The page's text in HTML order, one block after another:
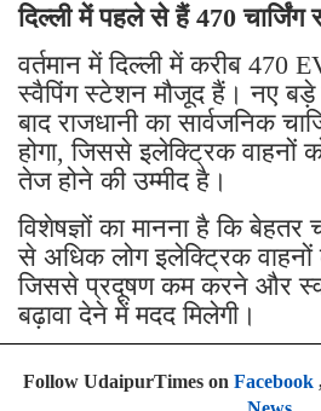
दिल्ली में पहले से हैं 470
वर्तमान में दिल्ली में करीब 470
स्वैपिंग स्टेशन मौजूद हैं। नए बड़े
बाद राजधानी का सार्वजनिक
होगा, जिससे इलेक्ट्रिक वाहनों
तेज होने की उम्मीद है।
विशेषज्ञों का मानना है कि बेहतर
से अधिक लोग इलेक्ट्रिक
जिससे प्रदूषण कम करने और
बढ़ावा देने में मदद मिलेगी।
Follow UdaipurTimes on Facebook